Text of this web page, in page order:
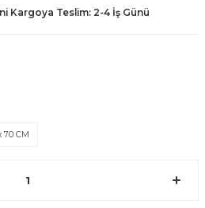
Kargoya Teslim: 2-4 İş Günü
70 CM